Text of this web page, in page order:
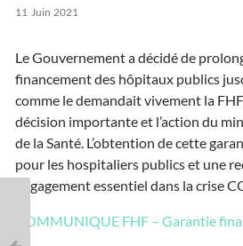
11 Juin 2021
Le Gouvernement a décidé de
financement des hôpitaux publics
comme le demandait vivement la
décision importante et l’action du
de la Santé. L’obtention de cette
pour les hospitaliers publics et une
engagement essentiel dans la crise
COMMUNIQUE FHF – Garantie